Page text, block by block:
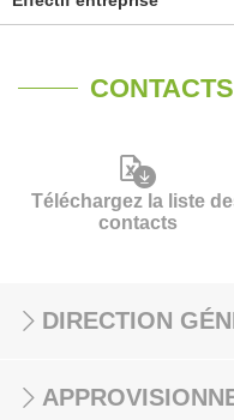
Téléchargez la liste
contacts
DIRECTION